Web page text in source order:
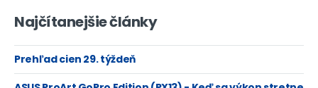
Najčítanejšie články
Prehľad cien 29. týždeň